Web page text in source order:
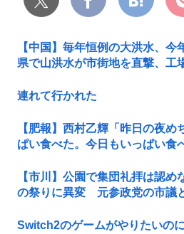
【中国】毎年恒例の大洪水、
県で山洪水が市街地を直撃、工
連れて行かれた
【肥報】西村乙輝「昨日の夜め
ぱい食べた。今日もいっぱい食
【市川】公園で集団礼拝は認め
の祭りに異変 元参政党の市議
Switch2のゲームがやりたいの